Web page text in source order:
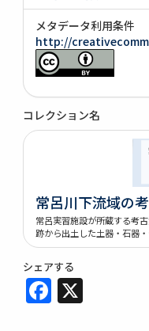
メタデータ利用条件
http://
コレクション名
常呂川下流域の
常呂実習施設が所蔵する考
跡から出土した土器・石器
シェアする